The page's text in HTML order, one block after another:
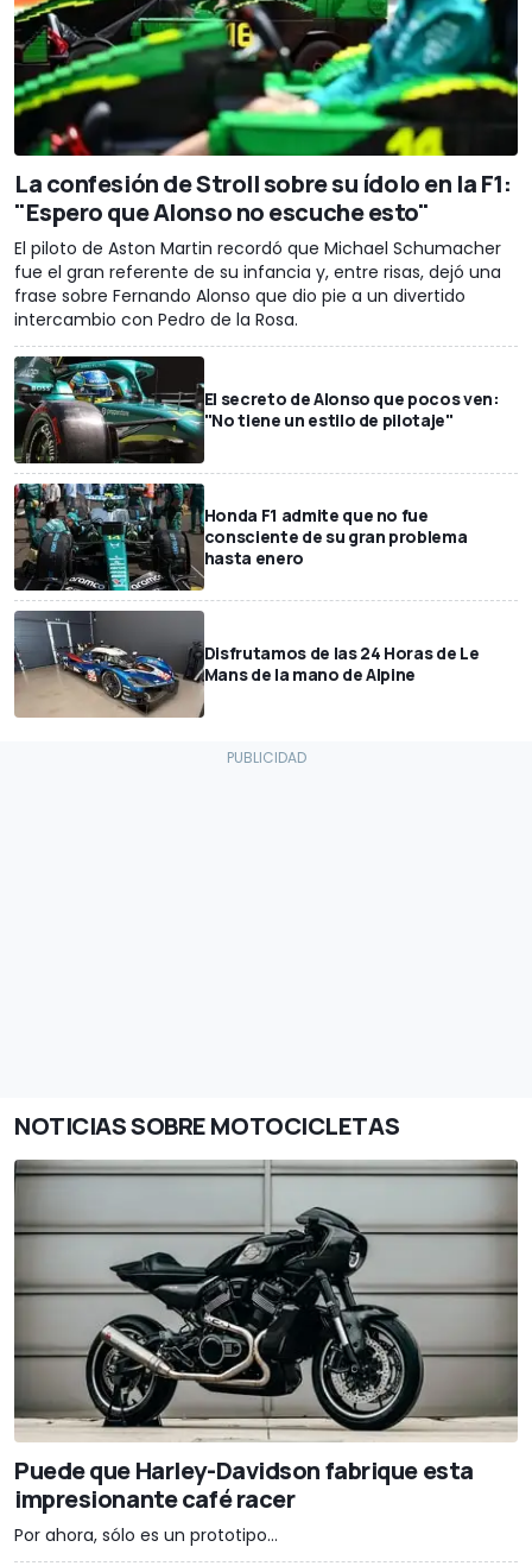
La confesión de Stroll sobre su ídolo en la F1:
"Espero que Alonso no escuche esto"
El piloto de Aston Martin recordó que Michael Schumacher
fue el gran referente de su infancia y, entre risas, dejó una
frase sobre Fernando Alonso que dio pie a un divertido
intercambio con Pedro de la Rosa.
El secreto de Alonso que pocos ven:
"No tiene un estilo de pilotaje"
Honda F1 admite que no fue
consciente de su gran problema
hasta enero
Disfrutamos de las 24 Horas de Le
Mans de la mano de Alpine
NOTICIAS SOBRE MOTOCICLETAS
Puede que Harley-Davidson fabrique esta
impresionante café racer
Por ahora, sólo es un prototipo...